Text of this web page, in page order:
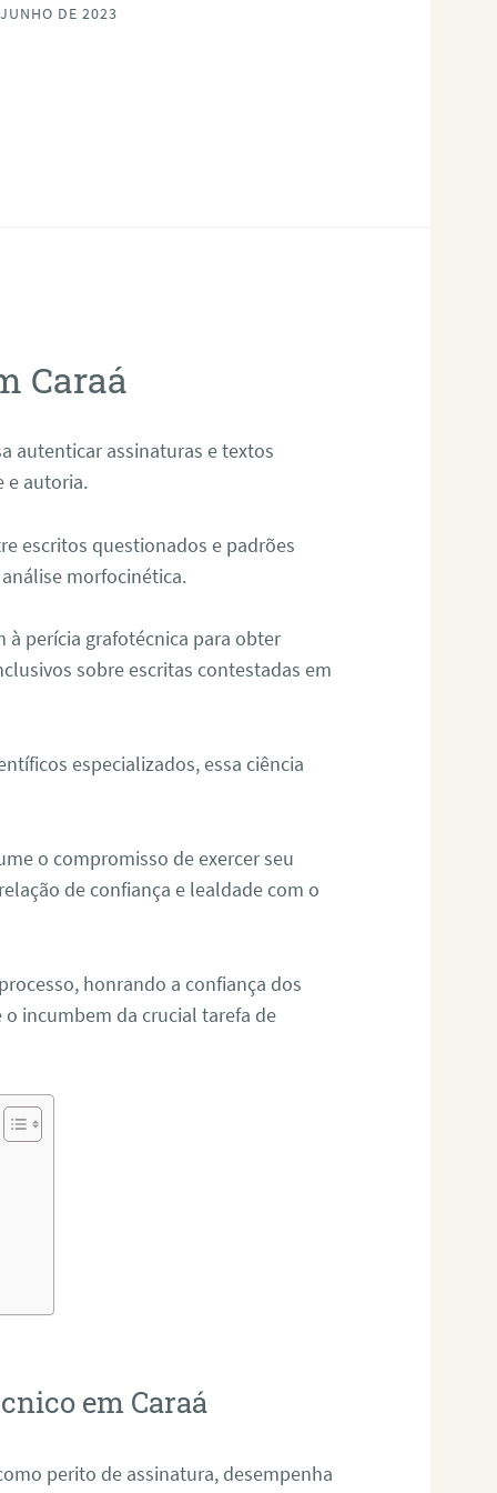
DE 2023
Caraá
autenticar assinaturas e textos
e autoria.
escritos questionados e padrões
morfocinética.
à perícia grafotécnica para obter
sobre escritas contestadas em
especializados, essa ciência
o compromisso de exercer seu
de confiança e lealdade com o
honrando a confiança dos
incumbem da crucial tarefa de
em Caraá
perito de assinatura, desempenha